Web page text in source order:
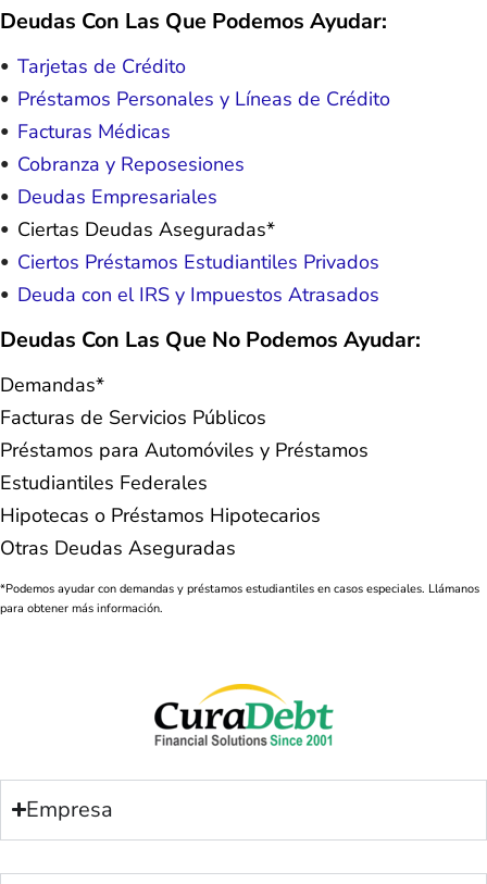
Deudas Con Las Que Podemos Ayudar:
Tarjetas de Crédito
Préstamos Personales y Líneas de Crédito
Facturas Médicas
Cobranza y Reposesiones
Deudas Empresariales
Ciertas Deudas Aseguradas*
Ciertos Préstamos Estudiantiles Privados
Deuda con el IRS y Impuestos Atrasados
Deudas Con Las Que No Podemos Ayudar:
Demandas*
Facturas de Servicios Públicos
Préstamos para Automóviles y Préstamos
Estudiantiles Federales
Hipotecas o Préstamos Hipotecarios
Otras Deudas Aseguradas
*Podemos ayudar con demandas y préstamos estudiantiles en casos especiales. Llámanos
para obtener más información.
Empresa